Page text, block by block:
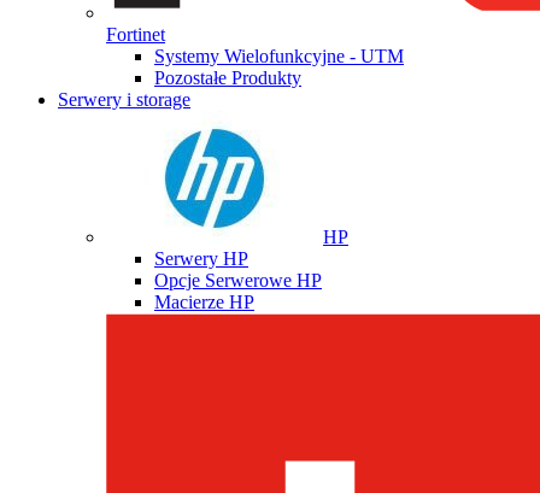
Fortinet
Systemy Wielofunkcyjne - UTM
Pozostałe Produkty
Serwery i storage
HP
Serwery HP
Opcje Serwerowe HP
Macierze HP